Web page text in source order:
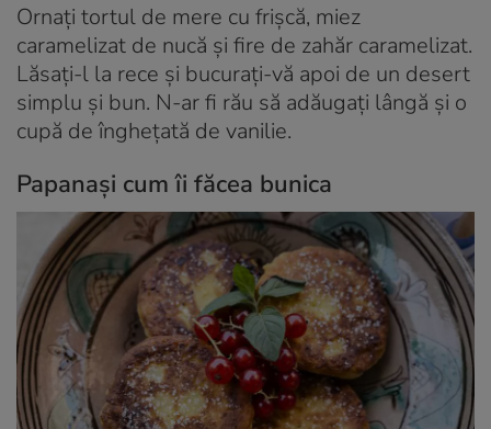
Ornaţi tortul de mere cu frişcă, miez
caramelizat de nucă şi fire de zahăr caramelizat.
Lăsaţi-l la rece şi bucuraţi-vă apoi de un desert
simplu şi bun. N-ar fi rău să adăugaţi lângă şi o
cupă de îngheţată de vanilie.
Papanași cum îi făcea bunica